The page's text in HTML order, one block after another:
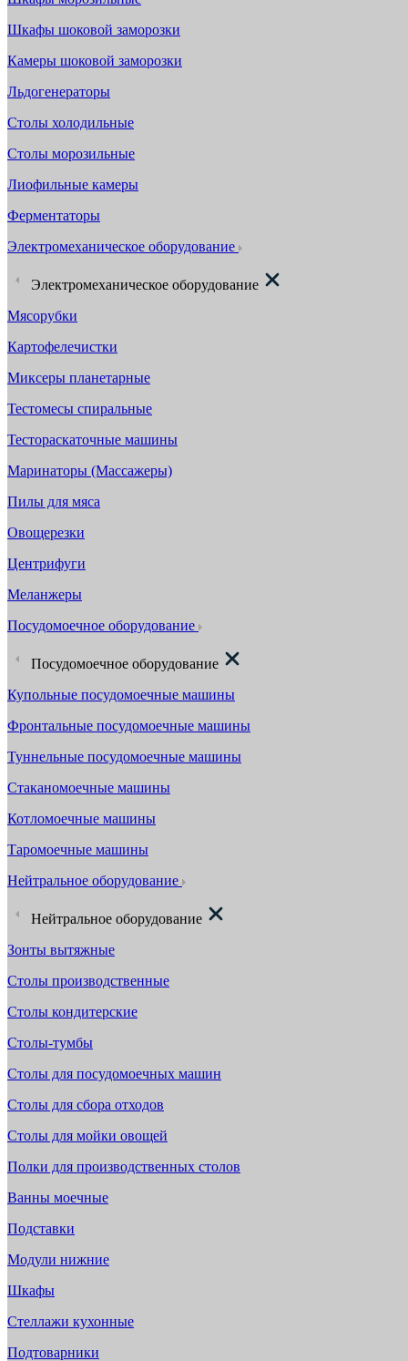
Шкафы шоковой заморозки
Камеры шоковой заморозки
Льдогенераторы
Столы холодильные
Столы морозильные
Лиофильные камеры
Ферментаторы
Электромеханическое оборудование
Электромеханическое оборудование
Мясорубки
Картофелечистки
Миксеры планетарные
Тестомесы спиральные
Тестораскаточные машины
Маринаторы (Массажеры)
Пилы для мяса
Овощерезки
Центрифуги
Меланжеры
Посудомоечное оборудование
Посудомоечное оборудование
Купольные посудомоечные машины
Фронтальные посудомоечные машины
Туннельные посудомоечные машины
Стаканомоечные машины
Котломоечные машины
Таромоечные машины
Нейтральное оборудование
Нейтральное оборудование
Зонты вытяжные
Столы производственные
Столы кондитерские
Столы-тумбы
Столы для посудомоечных машин
Столы для сбора отходов
Столы для мойки овощей
Полки для производственных столов
Ванны моечные
Подставки
Модули нижние
Шкафы
Стеллажи кухонные
Подтоварники